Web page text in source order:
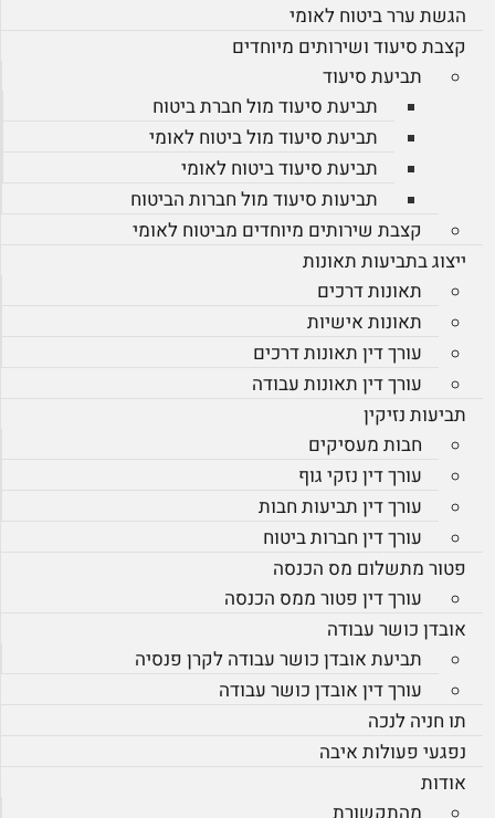
הגשת ערר ביטוח לאומי
קצבת סיעוד ושירותים מיוחדים
תביעת סיעוד
תביעת סיעוד מול חברת ביטוח
תביעת סיעוד מול ביטוח לאומי
תביעת סיעוד ביטוח לאומי
תביעות סיעוד מול חברות הביטוח
קצבת שירותים מיוחדים מביטוח לאומי
ייצוג בתביעות תאונות
תאונות דרכים
תאונות אישיות
עורך דין תאונות דרכים
עורך דין תאונות עבודה
תביעות נזיקין
חבות מעסיקים
עורך דין נזקי גוף
עורך דין תביעות חבות
עורך דין חברות ביטוח
פטור מתשלום מס הכנסה
עורך דין פטור ממס הכנסה
אובדן כושר עבודה
תביעת אובדן כושר עבודה לקרן פנסיה
עורך דין אובדן כושר עבודה
תו חניה לנכה
נפגעי פעולות איבה
אודות